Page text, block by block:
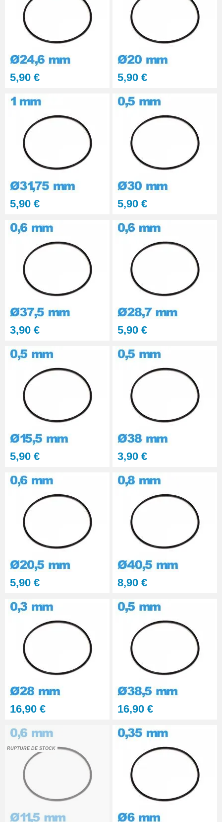
5,90 € 5,90 €
5,90 € 5,90 €
3,90 € 5,90 €
5,90 € 3,90 €
5,90 € 8,90 €
16,90 € 16,90 €
RUPTURE DE STOCK